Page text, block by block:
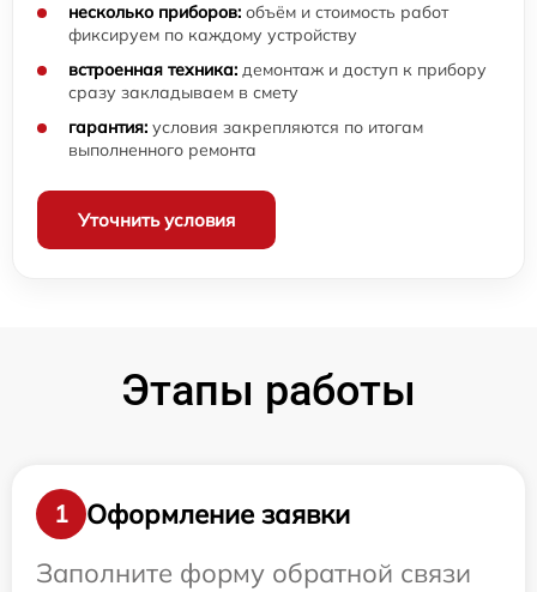
несколько приборов: объём и стоимость работ
фиксируем по каждому устройству
встроенная техника: демонтаж и доступ к прибору
сразу закладываем в смету
гарантия: условия закрепляются по итогам
выполненного ремонта
Уточнить условия
Этапы работы
1
Оформление заявки
Заполните форму обратной связи